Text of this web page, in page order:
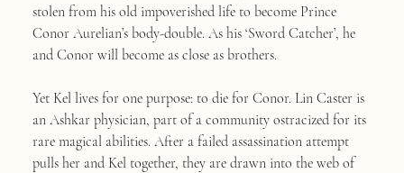
stolen from his old impoverished life to become Prince
Conor Aurelian’s body-double. As his ‘Sword Catcher’, he
and Conor will become as close as brothers.
Yet Kel lives for one purpose: to die for Conor. Lin Caster is
an Ashkar physician, part of a community ostracized for its
rare magical abilities. After a failed assassination attempt
pulls her and Kel together, they are drawn into the web of